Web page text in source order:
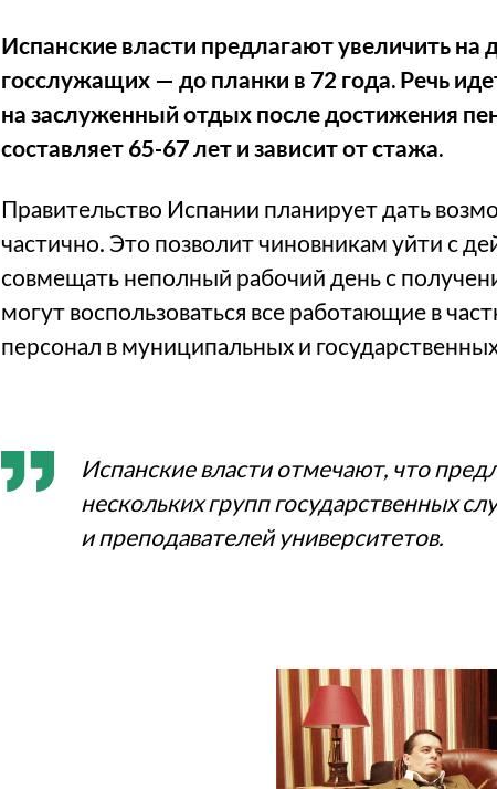
Испанские власти предлагают увеличить на
госслужащих — до планки в 72 года. Речь
на заслуженный отдых после достижения
составляет 65-67 лет и зависит от стажа.
Правительство Испании планирует дать
частично. Это позволит чиновникам уйти с
совмещать неполный рабочий день с
могут воспользоваться все работающие в
персонал в муниципальных и
Испанские власти отмечают, что
нескольких групп государственных
и преподавателей университетов.